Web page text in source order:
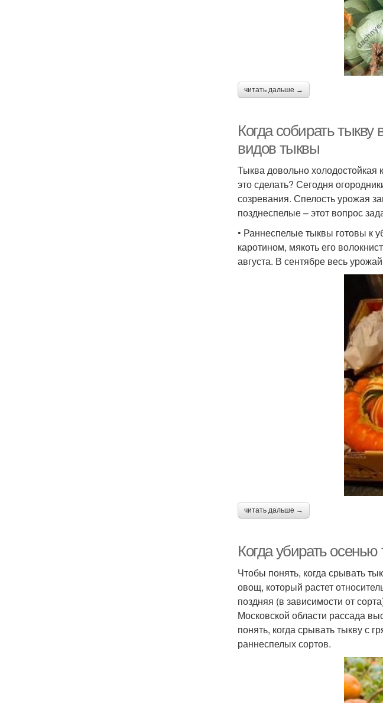
читать дальше →
Когда собирать
видов тыквы
Тыква довольно холодостойкая
это сделать? Сегодня
созревания. Спелость урожая
позднеспелые – этот вопрос
• Раннеспелые тыквы готовы к
каротином, мякоть его
августа. В сентябре весь
читать дальше →
Когда убирать
Чтобы понять, когда срывать
овощ, который растет
поздняя (в зависимости от
Московской области рассада
понять, когда срывать тыкву с
раннеспелых сортов.